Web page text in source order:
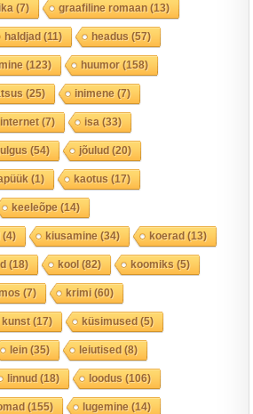
(7) graafiline romaan(13)
haldjad(11) headus (57)
(123) huumor(158)
(25) inimene (7)
internet(7) isa (33)
(54) jõulud(20)
(1) kaotus (17)
keeleõpe (14)
(4) kiusamine (34) koerad(13)
(18) kool(82) koomiks (5)
(7) krimi(60)
kunst(17) küsimused(5)
lein(35) leiutised(8)
linnud(18) loodus (106)
(155) lugemine (14)